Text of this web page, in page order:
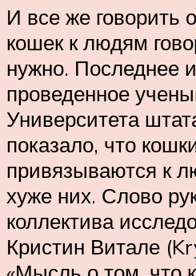
И все же говорить
кошек к людям
нужно. Последнее
проведенное
Университета
показало, что
привязываются к
хуже них. Слово
коллектива
Кристин Витале